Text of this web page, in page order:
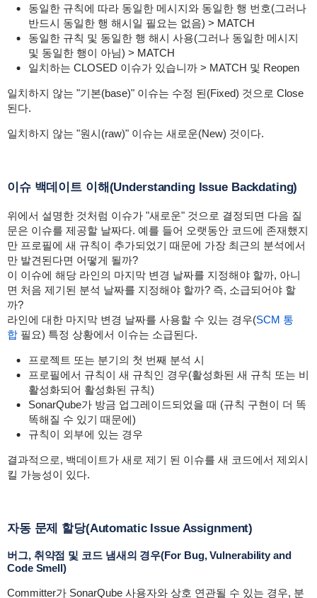
동일한 규칙에 따라 동일한 메시지와 동일한 행 번호(그러나
반드시 동일한 행 해시일 필요는 없음) > MATCH
동일한 규칙 및 동일한 행 해시 사용(그러나 동일한 메시지
및 동일한 행이 아님) > MATCH
일치하는 CLOSED 이슈가 있습니까 > MATCH 및 Reopen
일치하지 않는 "기본(base)" 이슈는 수정 된(Fixed) 것으로 Close
된다.
일치하지 않는 "원시(raw)" 이슈는 새로운(New) 것이다.
이슈 백데이트 이해(Understanding Issue Backdating)
위에서 설명한 것처럼 이슈가 "새로운" 것으로 결정되면 다음 질
문은 이슈를 제공할 날짜다. 예를 들어 오랫동안 코드에 존재했지
만 프로필에 새 규칙이 추가되었기 때문에 가장 최근의 분석에서
만 발견된다면 어떻게 될까?
이 이슈에 해당 라인의 마지막 변경 날짜를 지정해야 할까, 아니
면 처음 제기된 분석 날짜를 지정해야 할까? 즉, 소급되어야 할
까?
라인에 대한 마지막 변경 날짜를 사용할 수 있는 경우(SCM 통
합 필요) 특정 상황에서 이슈는 소급된다.
프로젝트 또는 분기의 첫 번째 분석 시
프로필에서 규칙이 새 규칙인 경우(활성화된 새 규칙 또는 비
활성화되어 활성화된 규칙)
SonarQube가 방금 업그레이드되었을 때 (규칙 구현이 더 똑
똑해질 수 있기 때문에)
규칙이 외부에 있는 경우
결과적으로, 백데이트가 새로 제기 된 이슈를 새 코드에서 제외시
킬 가능성이 있다.
자동 문제 할당(Automatic Issue Assignment)
버그, 취약점 및 코드 냄새의 경우(For Bug, Vulnerability and
Code Smell)
Committer가 SonarQube 사용자와 상호 연관될 수 있는 경우, 분